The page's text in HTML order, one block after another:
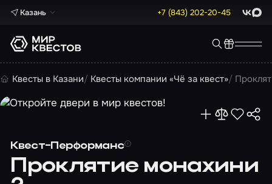
Казань +7 (843) 202-20-45 Max
Квесты в Казани Квесты компании «Чё за квест»
Квест-Перформанс
Проклятие монахини